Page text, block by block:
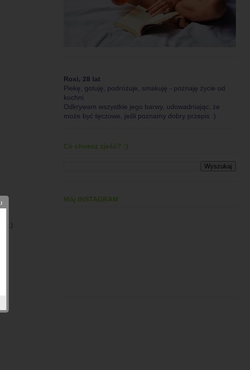
). ;)
Roxi, 28 lat
Piekę, gotuję, podróżuje, smakuję - poznaję życie od
kuchni.
Odkrywam wszystkie jego barwy, udowadniając, że
może być tęczowe, jeśli poznamy dobry przepis :)
Co chcesz zjeść? :)
Mój INSTAGRAM